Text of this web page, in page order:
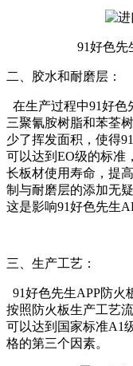
91好色先
二、胶水和耐磨层：
在生产过程中91好色
三聚氰胺树脂和苯荃树
少了挥发面积，使
可以达到EO级的标准
长板材使用寿命，提
制与耐磨层的添加无疑
这是影响91好色先生
三、生产工艺：
91好色先生APP防火
按照防火板生产工艺流
可以达到国家标准A1级
格的第三个因素。